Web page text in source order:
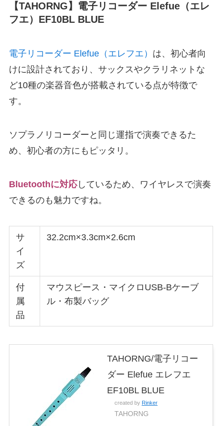
【TAHORNG】電子リコーダー Elefue（エレ
フエ）EF10BL BLUE
電子リコーダー Elefue（エレフエ） は、初心者向
けに設計されており、サックスやクラリネットな
ど10種の楽器音色が搭載されている点が特徴で
す。
ソプラノリコーダーと同じ運指で演奏できるた
め、初心者の方にもピッタリ。
Bluetoothに対応しているため、ワイヤレスで演奏
できるのも魅力ですね。
サ
イ
ズ
32.2cm×3.3cm×2.6cm
付
属
品
マウスピース・マイクロUSB-Bケーブ
ル・布製バッグ
TAHORNG/電子リコー
ダー Elefue エレフエ
EF10BL BLUE
created by Rinker
TAHORNG